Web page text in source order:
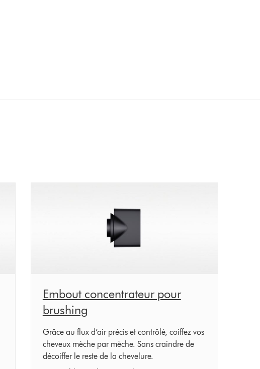
Embout concentrateur pour
brushing
Grâce au flux d’air précis et contrôlé, coiffez vos
cheveux mèche par mèche. Sans craindre de
décoiffer le reste de la chevelure.